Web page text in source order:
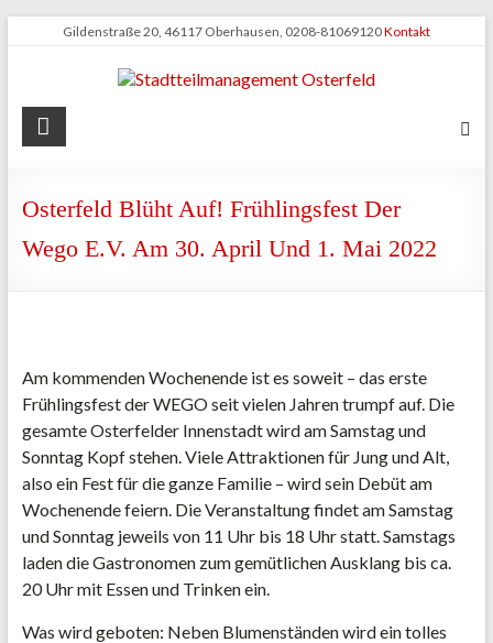
Gildenstraße 20, 46117 Oberhausen, 0208-81069120Kontakt
Stadtteilmanagement
Osterfeld Blüht Auf! Frühlingsfest Der
Wego E.V. Am 30. April Und 1. Mai 2022
Am kommenden Wochenende ist es soweit – das erste
Frühlingsfest der WEGO seit vielen Jahren trumpf auf. Die
gesamte Osterfelder Innenstadt wird am Samstag und
Sonntag Kopf stehen. Viele Attraktionen für Jung und Alt,
also ein Fest für die ganze Familie – wird sein Debüt am
Wochenende feiern. Die Veranstaltung findet am Samstag
und Sonntag jeweils von 11 Uhr bis 18 Uhr statt. Samstags
laden die Gastronomen zum gemütlichen Ausklang bis ca.
20 Uhr mit Essen und Trinken ein.
Was wird geboten: Neben Blumenständen wird ein tolles